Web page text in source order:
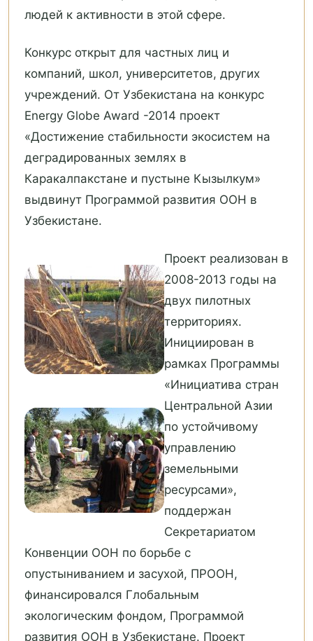
людей к активности в этой сфере.
Конкурс открыт для частных лиц и
компаний, школ, университетов, других
учреждений. От Узбекистана на конкурс
Energy Globe Award -2014 проект
«Достижение стабильности экосистем на
деградированных землях в
Каракалпакстане и пустыне Кызылкум»
выдвинут Программой развития ООН в
Узбекистане.
Проект реализован в
2008-2013 годы на
двух пилотных
территориях.
Инициирован в
рамках Программы
«Инициатива стран
Центральной Азии
по устойчивому
управлению
земельными
ресурсами»,
поддержан
Секретариатом
Конвенции ООН по борьбе с
опустыниванием и засухой, ПРООН,
финансировался Глобальным
экологическим фондом, Программой
развития ООН в Узбекистане. Проект